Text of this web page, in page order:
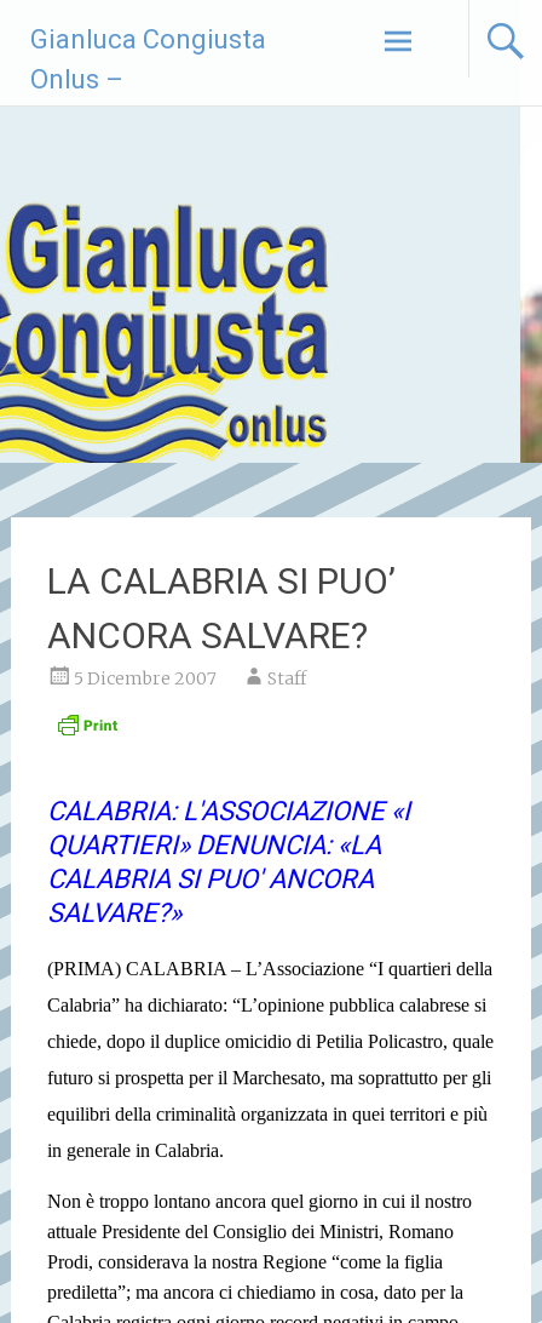
contenuto
Gianluca Congiusta
Onlus –
LA CALABRIA SI PUO’
ANCORA SALVARE?
5 Dicembre 2007 Staff
CALABRIA: L'ASSOCIAZIONE «I
QUARTIERI» DENUNCIA: «LA
CALABRIA SI PUO' ANCORA
SALVARE?»
(PRIMA) CALABRIA – L’Associazione “I quartieri della
Calabria” ha dichiarato: “L’opinione pubblica calabrese si
chiede, dopo il duplice omicidio di Petilia Policastro, quale
futuro si prospetta per il Marchesato, ma soprattutto per gli
equilibri della criminalità organizzata in quei territori e più
in generale in Calabria.
Non è troppo lontano ancora quel giorno in cui il nostro
attuale Presidente del Consiglio dei Ministri, Romano
Prodi, considerava la nostra Regione “come la figlia
prediletta”; ma ancora ci chiediamo in cosa, dato per la